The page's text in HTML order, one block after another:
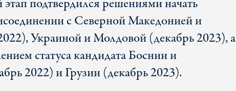
подтвердился решениями начать
с Северной Македонией и
Украиной и Молдовой (декабрь 2023), а
статуса кандидата Боснии и
2022) и Грузии (декабрь 2023).